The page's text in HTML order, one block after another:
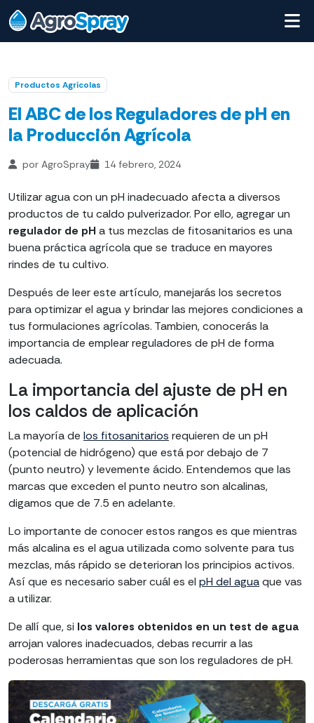
Productos Agrícolas
El ABC de los Reguladores de pH en
la Producción Agrícola
por AgroSpray 14 febrero, 2024
Utilizar agua con un pH inadecuado afecta a diversos
productos de tu caldo pulverizador. Por ello, agregar un
regulador de pH a tus mezclas de fitosanitarios es una
buena práctica agrícola que se traduce en mayores
rindes de tu cultivo.
Después de leer este artículo, manejarás los secretos
para optimizar el agua y brindar las mejores condiciones a
tus formulaciones agrícolas. Tambien, conocerás la
importancia de emplear reguladores de pH de forma
adecuada.
La importancia del ajuste de pH en
los caldos de aplicación
La mayoría de los fitosanitarios requieren de un pH
(potencial de hidrógeno) que está por debajo de 7
(punto neutro) y levemente ácido. Entendemos que las
marcas que exceden el punto neutro son alcalinas,
digamos que de 7.5 en adelante.
Lo importante de conocer estos rangos es que mientras
más alcalina es el agua utilizada como solvente para tus
mezclas, más rápido se deterioran los principios activos.
Así que es necesario saber cuál es el pH del aguaque vas
a utilizar.
De allí que, si los valores obtenidos en un test de agua
arrojan valores inadecuados, debas recurrir a las
poderosas herramientas que son los reguladores de pH.